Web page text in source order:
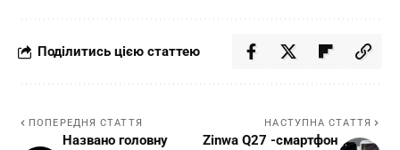
Поділитись цією статтею
ПОПЕРЕДНЯ СТАТТЯ
Названо головну
НАСТУПНА СТАТТЯ
Zinwa Q27 -смартфон